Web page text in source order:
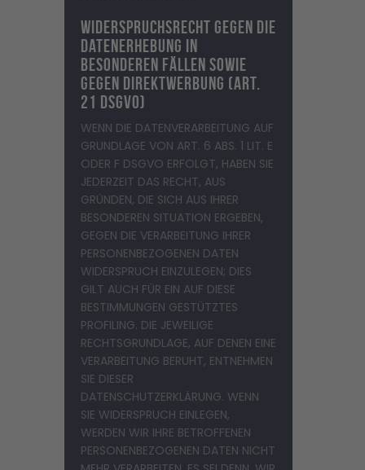
Widerspruchsrecht gegen die
Datenerhebung in
besonderen Fällen sowie
gegen Direktwerbung (Art.
21 DSGVO)
WENN DIE DATENVERARBEITUNG AUF
GRUNDLAGE VON ART. 6 ABS. 1 LIT. E
ODER F DSGVO ERFOLGT, HABEN SIE
JEDERZEIT DAS RECHT, AUS
GRÜNDEN, DIE SICH AUS IHRER
BESONDEREN SITUATION ERGEBEN,
GEGEN DIE VERARBEITUNG IHRER
PERSONENBEZOGENEN DATEN
WIDERSPRUCH EINZULEGEN; DIES
GILT AUCH FÜR EIN AUF DIESE
BESTIMMUNGEN GESTÜTZTES
PROFILING. DIE JEWEILIGE
RECHTSGRUNDLAGE, AUF DENEN EINE
VERARBEITUNG BERUHT, ENTNEHMEN
SIE DIESER
DATENSCHUTZERKLÄRUNG. WENN
SIE WIDERSPRUCH EINLEGEN,
WERDEN WIR IHRE BETROFFENEN
PERSONENBEZOGENEN DATEN NICHT